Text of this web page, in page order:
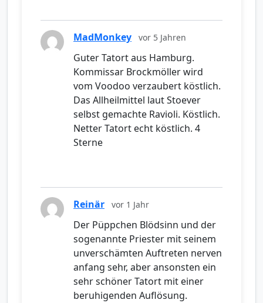
MadMonkey vor 5 Jahren
Guter Tatort aus Hamburg.
Kommissar Brockmöller wird
vom Voodoo verzaubert köstlich.
Das Allheilmittel laut Stoever
selbst gemachte Ravioli. Köstlich.
Netter Tatort echt köstlich. 4
Sterne
Reinär vor 1 Jahr
Der Püppchen Blödsinn und der
sogenannte Priester mit seinem
unverschämten Auftreten nerven
anfang sehr, aber ansonsten ein
sehr schöner Tatort mit einer
beruhigenden Auflösung.